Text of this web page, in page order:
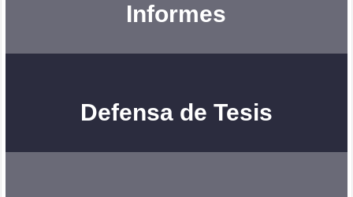
Informes
Defensa de Tesis